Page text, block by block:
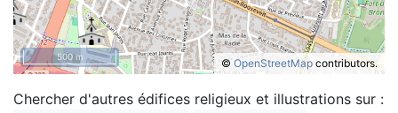
©OpenStreetMap contributors.
500 m
Chercher d'autres édifices religieux et illustrations sur :